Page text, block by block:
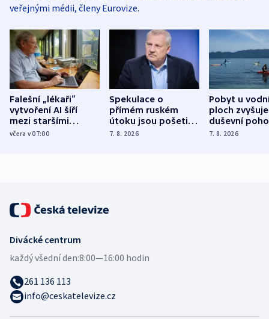
veřejnými médii, členy Eurovize.
Falešní „lékaři“
vytvoření AI šíří
mezi staršími
Poláky nebezpečné
včera v 07:00
Spekulace o
přímém ruském
útoku jsou pošetilé,
míní estonský
7. 8. 2026
Pobyt u
ploch zvyšuje
duševní
ukázala
7. 8. 2026
Divácké centrum
každý všední den:8:00—16:00 hodin
261 136 113
info@ceskatelevize.cz